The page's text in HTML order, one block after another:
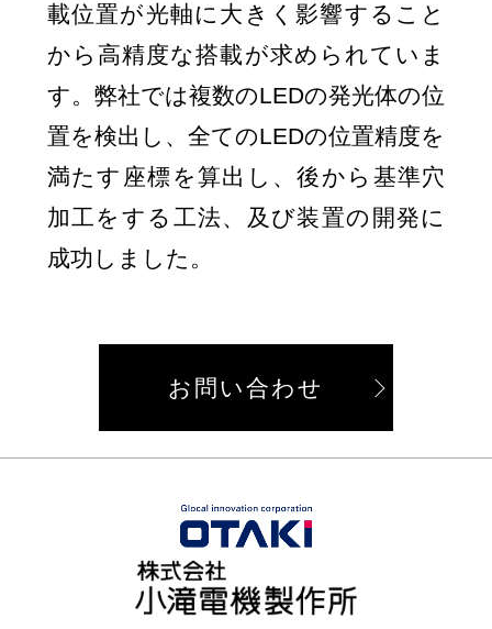
載位置が光軸に大きく影響すること
から高精度な搭載が求められていま
す。弊社では複数のLEDの発光体の位
置を検出し、全てのLEDの位置精度を
満たす座標を算出し、後から基準穴
加工をする工法、及び装置の開発に
成功しました。
お問い合わせ